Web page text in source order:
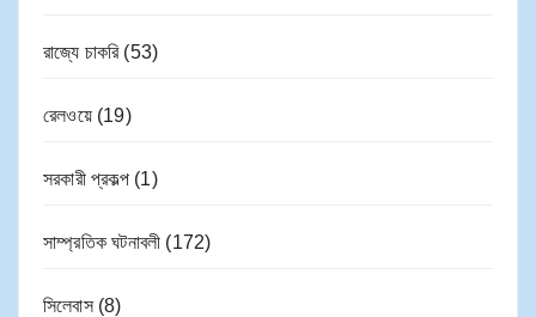
রাজ্যে চাকরি(53)
রেলওয়ে(19)
সরকারী প্রকল্প (1)
সাম্প্রতিক ঘটনাবলী (172)
সিলেবাস(8)